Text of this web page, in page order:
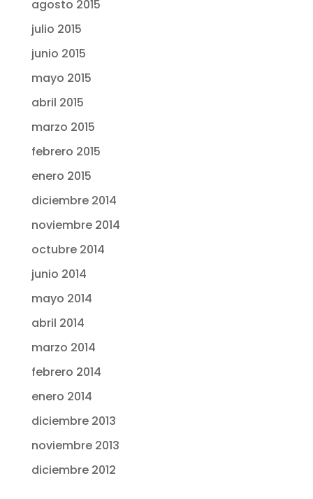
agosto 2015
julio 2015
junio 2015
mayo 2015
abril 2015
marzo 2015
febrero 2015
enero 2015
diciembre 2014
noviembre 2014
octubre 2014
junio 2014
mayo 2014
abril 2014
marzo 2014
febrero 2014
enero 2014
diciembre 2013
noviembre 2013
diciembre 2012